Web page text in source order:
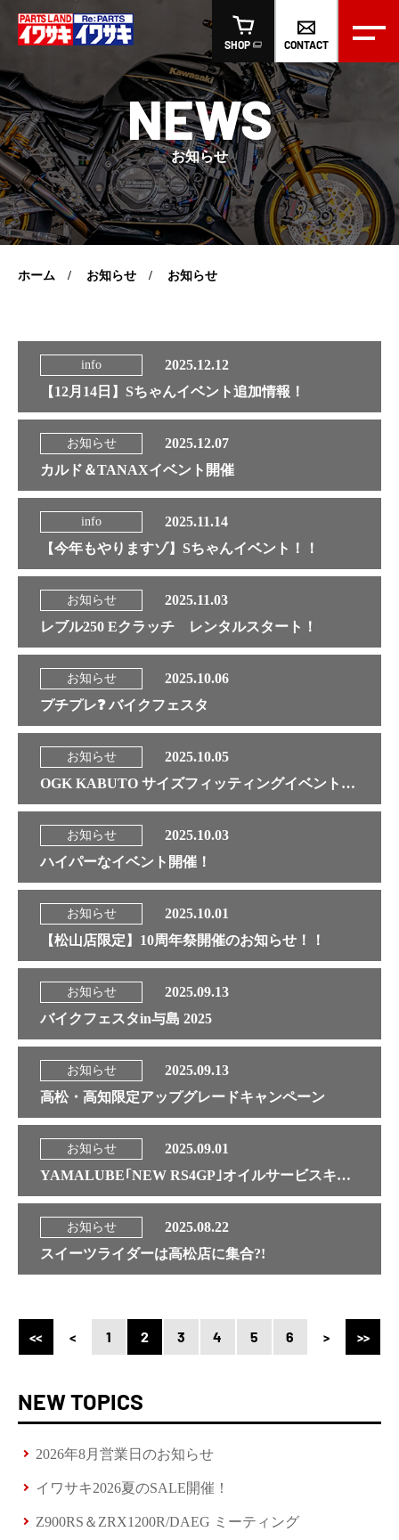
SHOP CONTACT
お知らせ
NEWS
ホーム お知らせ お知らせ
【12月14日】Sちゃんイベント追加情報！
2025.12.12
info
カルド＆TANAXイベント開催
2025.12.07
お知らせ
【今年もやりますゾ】Sちゃんイベント！！
2025.11.14
info
レブル250 Eクラッチ レンタルスタート！
2025.11.03
お知らせ
プチプレ❓ バイクフェスタ
2025.10.06
お知らせ
OGK KABUTO サイズフィッティングイベント開催
2025.10.05
お知らせ
ハイパーなイベント開催！
2025.10.03
お知らせ
【松山店限定】10周年祭開催のお知らせ！！
2025.10.01
お知らせ
バイクフェスタin与島 2025
2025.09.13
お知らせ
高松・高知限定アップグレードキャンペーン
2025.09.13
お知らせ
YAMALUBE｢NEW RS4GP｣オイルサービスキャ...
2025.09.01
お知らせ
スイーツライダーは高松店に集合?!
2025.08.22
お知らせ
1 2 3 4 5 6
NEW TOPICS
2026年8月営業日のお知らせ
イワサキ2026夏のSALE開催！
Z900RS＆ZRX1200R/DAEG ミーティング